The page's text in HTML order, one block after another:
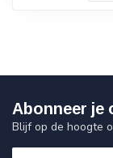
Abonneer je
Blijf op de hoogte